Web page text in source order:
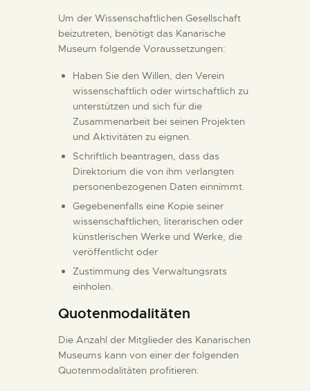
Um der Wissenschaftlichen Gesellschaft
beizutreten, benötigt das Kanarische
Museum folgende Voraussetzungen:
Haben Sie den Willen, den Verein
wissenschaftlich oder wirtschaftlich zu
unterstützen und sich für die
Zusammenarbeit bei seinen Projekten
und Aktivitäten zu eignen.
Schriftlich beantragen, dass das
Direktorium die von ihm verlangten
personenbezogenen Daten einnimmt.
Gegebenenfalls eine Kopie seiner
wissenschaftlichen, literarischen oder
künstlerischen Werke und Werke, die
veröffentlicht oder
Zustimmung des Verwaltungsrats
einholen.
Quotenmodalitäten
Die Anzahl der Mitglieder des Kanarischen
Museums kann von einer der folgenden
Quotenmodalitäten profitieren: